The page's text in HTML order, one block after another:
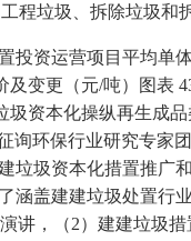
程垃圾、拆除垃圾和
资运营项目平均单体
变更（元/吨）图表
资本化操纵再生成
环保行业研究专家
圾资本化措置推广
涵盖建建垃圾处置行
，（2）建建垃圾措